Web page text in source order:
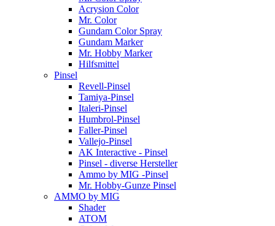
Acrysion Color
Mr. Color
Gundam Color Spray
Gundam Marker
Mr. Hobby Marker
Hilfsmittel
Pinsel
Revell-Pinsel
Tamiya-Pinsel
Italeri-Pinsel
Humbrol-Pinsel
Faller-Pinsel
Vallejo-Pinsel
AK Interactive - Pinsel
Pinsel - diverse Hersteller
Ammo by MIG -Pinsel
Mr. Hobby-Gunze Pinsel
AMMO by MIG
Shader
ATOM